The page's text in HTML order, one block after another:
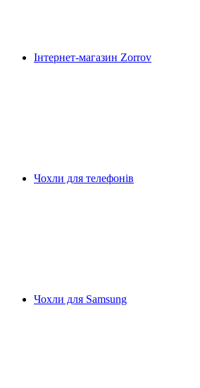
Інтернет-магазин Zorrov
Чохли для телефонів
Чохли для Samsung